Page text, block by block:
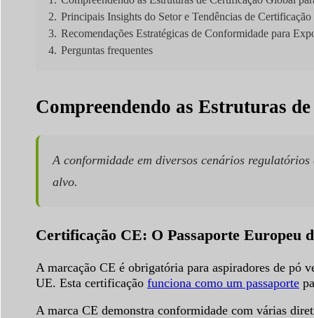
2. Principais Insights do Setor e Tendências de Certificação
3. Recomendações Estratégicas de Conformidade para
4. Perguntas frequentes
Compreendendo as Estruturas
A conformidade em diversos cenários
alvo.
Certificação CE: O Passaporte Europeu
A marcação CE é obrigatória para aspiradores de pó
UE. Esta certificação funciona como um passaporte
A marca CE demonstra conformidade com várias